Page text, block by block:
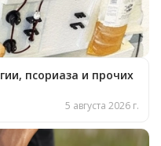
псориаза и прочих
5 августа 2026 г.